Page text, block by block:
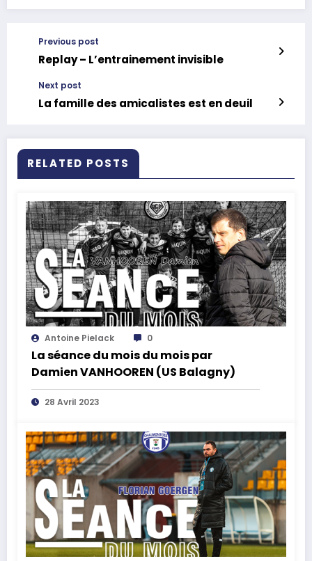
Previous post
Replay – L’entrainement invisible
Next post
La famille des amicalistes est en deuil
RELATED POSTS
Antoine Pielack 0
La séance du mois du mois par
Damien VANHOOREN (US Balagny)
28 Avril 2023